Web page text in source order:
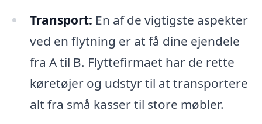
Transport: En af de vigtigste aspekter
ved en flytning er at få dine ejendele
fra A til B. Flyttefirmaet har de rette
køretøjer og udstyr til at transportere
alt fra små kasser til store møbler.